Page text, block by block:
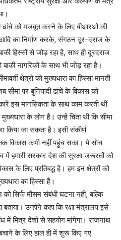
ढांचे को मजबूत करने के लिए बीआरओ की
का निर्माण करके, संगठन दूर-दराज के
हिस्सों से जोड़ रहा है, साथ ही दूरदराज
नागरिकों के साथ भी जोड़ रहा है।
क्षेत्रों को मुख्यधारा का हिस्सा मानती
पर बुनियादी ढांचे के विकास को
इस मानसिकता के साथ काम करती थीं
के लोग हैं। उन्हें चिंता थी कि सीमा
किया जा सकता है। इसी संकीर्ण
तक विकास कभी नहीं पहुंच सका। ये सोच
हमारी सरकार देश की सुरक्षा जरूरतों को
के लिए प्रतिबद्ध है। हम इन क्षेत्रों को
का हिस्सा हैं।
को सिर्फ मौसम संबंधी घटना नहीं, बल्कि
बताया। उन्होंने कहा कि रक्षा मंत्रालय इसे
मित्र देशों से सहयोग मांगेगा। राजनाथ
के लिए हाल ही में शुरू किए गए